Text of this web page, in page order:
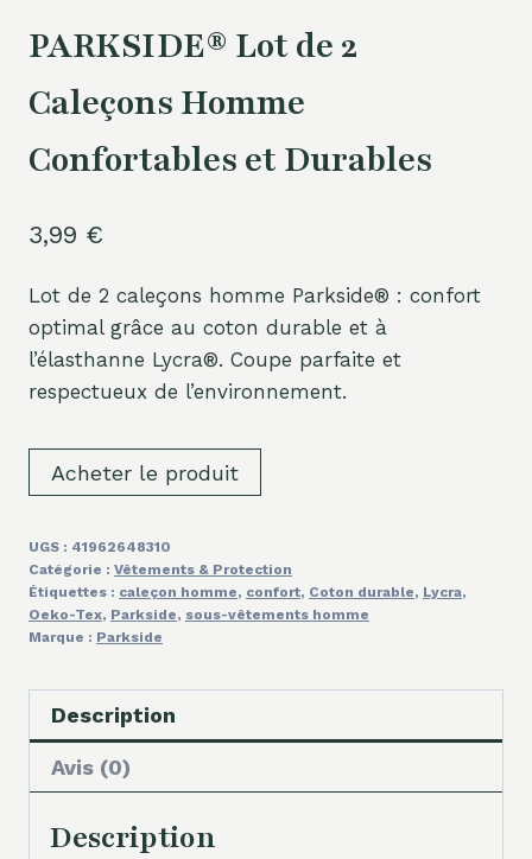
PARKSIDE® Lot de 2
Caleçons Homme
Confortables et Durables
3,99 €
Lot de 2 caleçons homme Parkside® : confort
optimal grâce au coton durable et à
l’élasthanne Lycra®. Coupe parfaite et
respectueux de l’environnement.
Acheter le produit
UGS : 41962648310
Catégorie : Vêtements & Protection
Étiquettes : caleçon homme, confort, Coton durable, Lycra,
Oeko-Tex, Parkside, sous-vêtements homme
Marque : Parkside
Description
Avis (0)
Description